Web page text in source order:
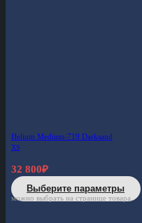
Helium Medium-719 Darksand
XS
32 800₽
Выберите параметры
можно выбрать на странице товара.